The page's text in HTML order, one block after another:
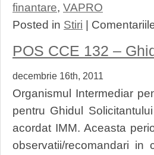
finantare, VAPRO
Posted in Stiri |
POS CCE 132 –
decembrie 16th, 2011
Organismul Intermediar
pentru Ghidul
acordat IMM. Aceasta
observatii/recomandari